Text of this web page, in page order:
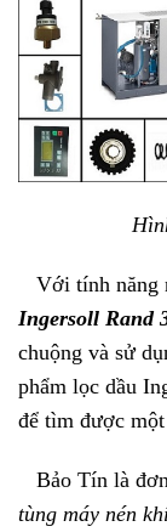
Với tính năng
Ingersoll Rand
chuộng và sử
phẩm lọc dầu
để tìm được
Bảo Tín là
tùng máy nén